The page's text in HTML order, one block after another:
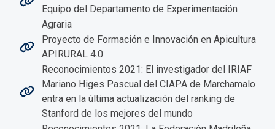
Equipo del Departamento de Experimentación
Agraria
Proyecto de Formación e Innovación en Apicultura
APIRURAL 4.0
Reconocimientos 2021: El investigador del IRIAF
Mariano Higes Pascual del CIAPA de Marchamalo
entra en la última actualización del ranking de
Stanford de los mejores del mundo